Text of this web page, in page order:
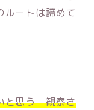
ルートは諦めて
と思う 観察さ